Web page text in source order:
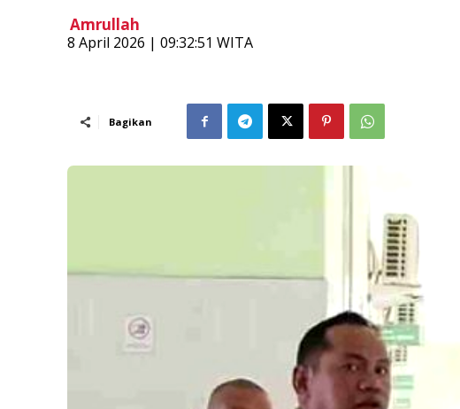
Amrullah
​8 April 2026 | 09:32:51 WITA
Bagikan